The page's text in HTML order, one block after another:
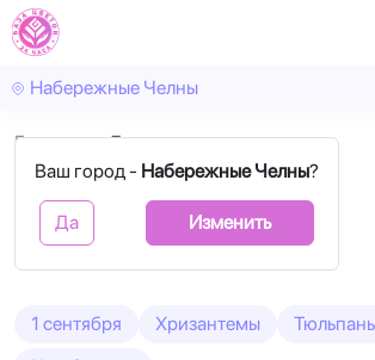
Набережные Челны
Ваш город - Набережные Челны?
Да Изменить
Главная День учителя
День учителя
1 сентября Хризантемы